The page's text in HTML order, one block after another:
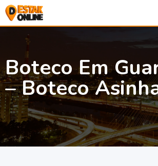
Boteco Em
– Boteco